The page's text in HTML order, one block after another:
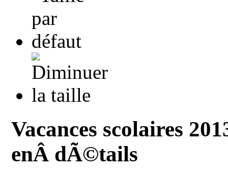
Vacances scolaires
enÂ dÃ©tails